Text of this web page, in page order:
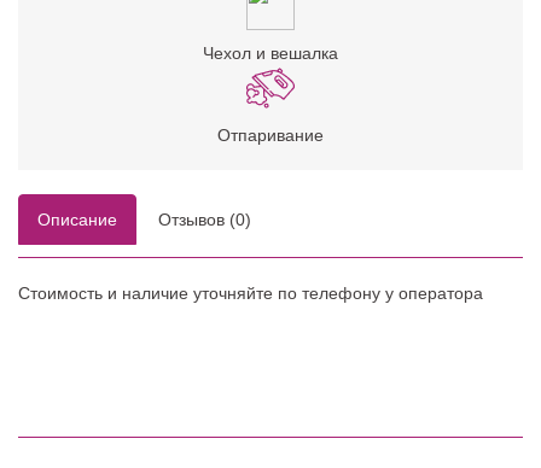
Чехол и вешалка
Отпаривание
Описание Отзывов (0)
Стоимость и наличие уточняйте по телефону у оператора